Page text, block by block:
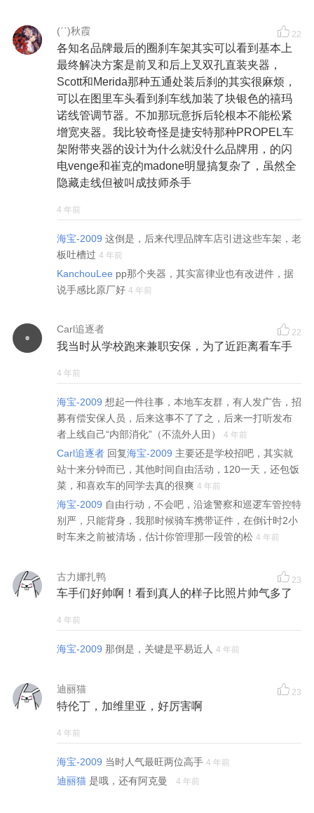
(ˊˋ)秋霞 22
各知名品牌最后的圈刹车架其实可以看到基本上
最终解决方案是前叉和后上叉双孔直装夹器，
Scott和Merida那种五通处装后刹的其实很麻烦，
可以在图里车头看到刹车线加装了块银色的禧玛
诺线管调节器。不加那玩意拆后轮根本不能松紧
增宽夹器。我比较奇怪是捷安特那种PROPEL车
架附带夹器的设计为什么就没什么品牌用，的闪
电venge和崔克的madone明显搞复杂了，虽然全
隐藏走线但被叫成技师杀手
4 年前
海宝-2009 这倒是，后来代理品牌车店引进这些车架，老
板吐槽过 4 年前
KanchouLee pp那个夹器，其实富律业也有改进件，据
说手感比原厂好 4 年前
Carl追逐者 22
我当时从学校跑来兼职安保，为了近距离看车手
4 年前
海宝-2009 想起一件往事，本地车友群，有人发广告，招
募有偿安保人员，后来这事不了了之，后来一打听发布
者上线自己“内部消化”（不流外人田）
4 年前
Carl追逐者 回复海宝-2009 主要还是学校招吧，其实就
站十来分钟而已，其他时间自由活动，120一天，还包饭
菜，和喜欢车的同学去真的很爽 4 年前
海宝-2009 自由行动，不会吧，沿途警察和巡逻车管控特
别严，只能背身，我那时候骑车携带证件，在倒计时2小
时车来之前被清场，估计你管理那一段管的松 4 年前
古力娜扎鸭 23
车手们好帅啊！看到真人的样子比照片帅气多了
4 年前
海宝-2009 那倒是，关键是平易近人 4 年前
迪丽猫 23
特伦丁，加维里亚，好厉害啊
4 年前
海宝-2009 当时人气最旺两位高手 4 年前
迪丽猫 是哦，还有阿克曼 4 年前